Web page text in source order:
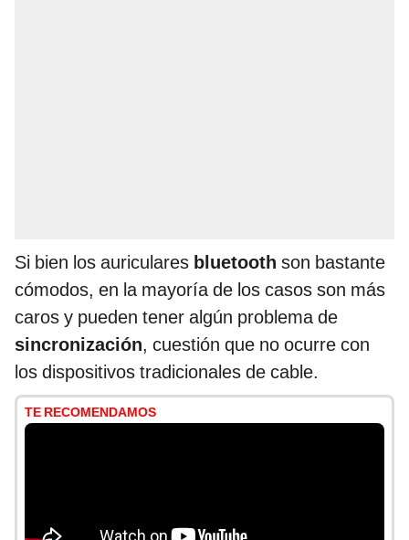
Si bien los auriculares bluetooth son bastante
cómodos, en la mayoría de los casos son más
caros y pueden tener algún problema de
sincronización, cuestión que no ocurre con
los dispositivos tradicionales de cable.
TE RECOMENDAMOS